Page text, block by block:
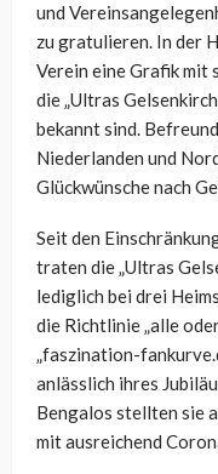
und
zu gratulieren. In der
Verein eine Grafik mit
die „Ultras
bekannt sind.
Niederlanden und
Glückwünsche nach
Seit den
traten die „Ultras
lediglich bei drei
die Richtlinie „alle
„faszination-
anlässlich ihres
Bengalos stellten sie
mit ausreichend